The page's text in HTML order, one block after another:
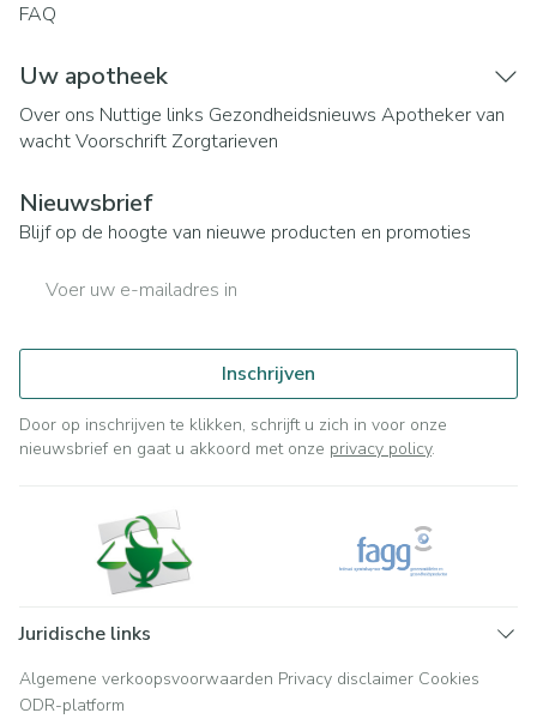
FAQ
Uw apotheek
Over ons Nuttige links Gezondheidsnieuws Apotheker van
wachtVoorschrift Zorgtarieven
Nieuwsbrief
Blijf op de hoogte van nieuwe producten en promoties
Inschrijven
Door op inschrijven te klikken, schrijft u zich in voor onze
nieuwsbrief en gaat u akkoord met onze privacy policy.
Juridische links
Algemene verkoopsvoorwaarden Privacy disclaimer Cookies
ODR-platform